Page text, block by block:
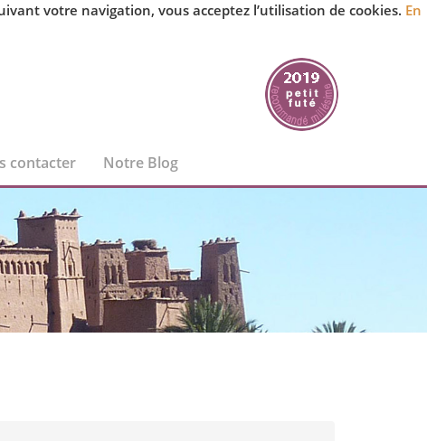
votre navigation, vous acceptez l’utilisation de cookies. En
contacter Notre Blog